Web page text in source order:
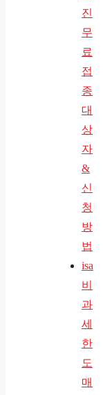
진
무
료
접
종
대
상
자
&
신
청
방
법
isa
비
과
세
한
도
매